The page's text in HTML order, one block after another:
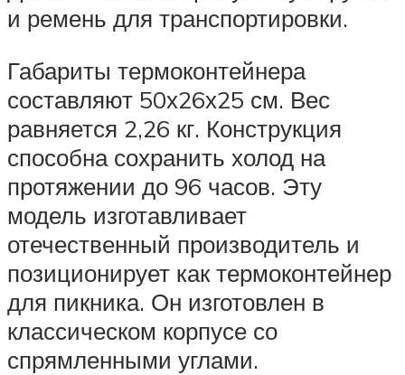
и ремень для транспортировки.
Габариты термоконтейнера
составляют 50х26х25 см. Вес
равняется 2,26 кг. Конструкция
способна сохранить холод на
протяжении до 96 часов. Эту
модель изготавливает
отечественный производитель и
позиционирует как термоконтейнер
для пикника. Он изготовлен в
классическом корпусе со
спрямленными углами.